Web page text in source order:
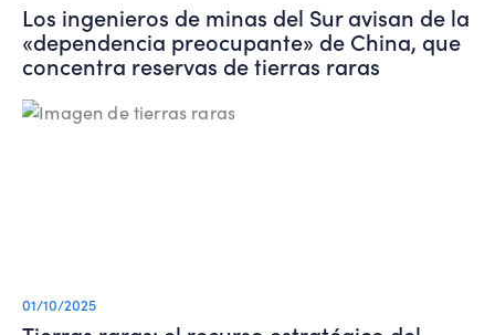
Los ingenieros de minas del Sur avisan de la
«dependencia preocupante» de China, que
concentra reservas de tierras raras
01/10/2025